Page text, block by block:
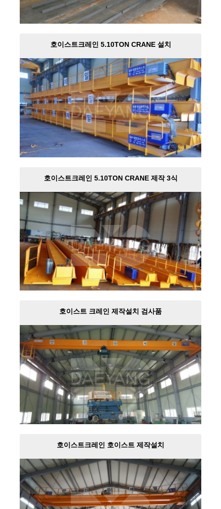
호이스트크레인 5.10TON CRANE 설치
호이스트크레인 5.10TON CRANE 제작 3식
호이스트 크레인 제작설치 검사품
호이스트크레인 호이스트 제작설치